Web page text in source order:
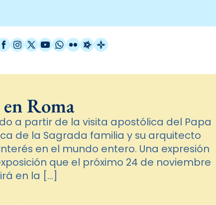
Instagram
X / Twitter
YouTube
WhatsApp
FlickrRadio Estel
Catalunya Cristiana
Roma
partir de la visita apostólica del Papa
de la Sagrada familia y su arquitecto
en el mundo entero. Una expresión
que el próximo 24 de noviembre
en la […]